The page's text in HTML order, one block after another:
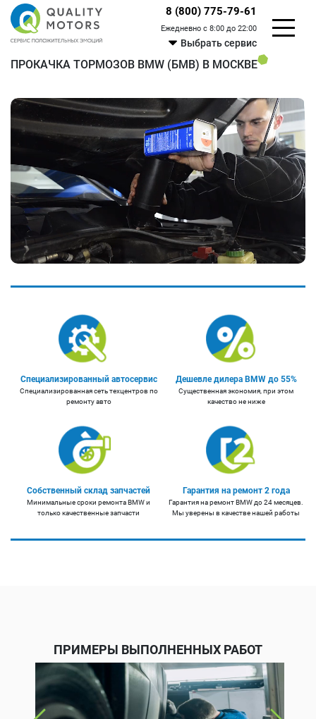
8 (800) 775-79-61
Ежедневно с 8:00 до 22:00
Выбрать сервис
ПРОКАЧКА ТОРМОЗОВ BMW (БМВ) В МОСКВЕ
Специализированный автосервис
Специализированная сеть техцентров по
ремонту авто
Дешевле дилера BMW до 55%
Существенная экономия, при этом
качество не ниже
Собственный склад запчастей
Минимальные сроки ремонта BMW и
только качественные запчасти
Гарантия на ремонт 2 года
Гарантия на ремонт BMW до 24 месяцев.
Мы уверены в качестве нашей работы
ПРИМЕРЫ ВЫПОЛНЕННЫХ РАБОТ